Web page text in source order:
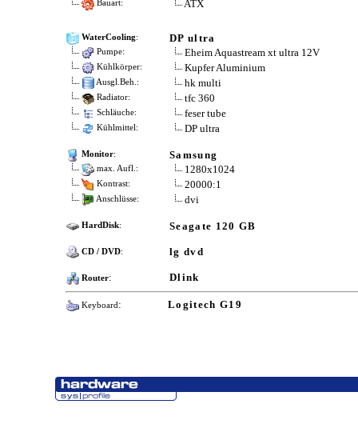
Bauart: ATX
WaterCooling: DP ultra
Pumpe: Eheim Aquastream xt ultra 12V
Kühlkörper: Kupfer Aluminium
Ausgl.Beh.: hk multi
Radiator: tfc 360
Schläuche: feser tube
Kühlmittel: DP ultra
Monitor: Samsung
max. Aufl.: 1280x1024
Kontrast: 20000:1
Anschlüsse: dvi
HardDisk: Seagate 120 GB
CD / DVD: lg dvd
Router: Dlink
Keyboard: Logitech G19